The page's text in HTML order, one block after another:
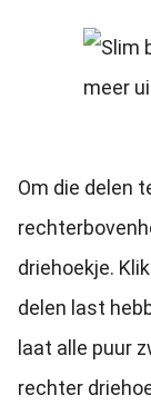
Om die delen
driehoekje.
delen last
laat alle puur
rechter